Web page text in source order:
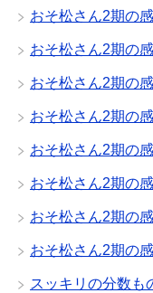
おそ松さん2期の
おそ松さん2期の
おそ松さん2期の
おそ松さん2期の
おそ松さん2期の
おそ松さん2期の
おそ松さん2期の
おそ松さん2期の
スッキリの分数も